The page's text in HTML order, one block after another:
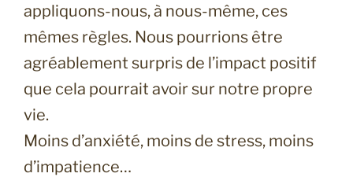
appliquons-nous, à nous-même, ces
mêmes règles. Nous pourrions être
agréablement surpris de l’impact positif
que cela pourrait avoir sur notre propre
vie.
Moins d’anxiété, moins de stress, moins
d’impatience…